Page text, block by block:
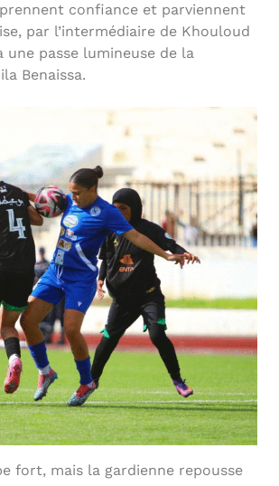
confiance et parviennent
par l’intermédiaire de Khouloud
une passe lumineuse de la
Benaissa.
fort, mais la gardienne repousse